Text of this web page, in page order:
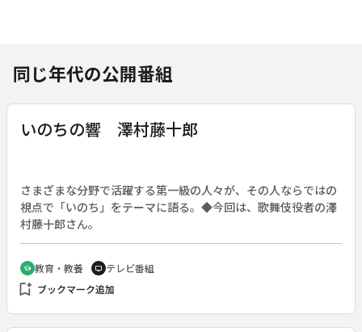
同じ年代の公開番組
いのちの響 澤村藤十郎
さまざまな分野で活躍する第一級の人々が、その人ならではの
視点で「いのち」をテーマに語る。◆今回は、歌舞伎役者の澤
村藤十郎さん。
school 教育・教養 tv テレビ番組
bookmark_add ブックマーク追加